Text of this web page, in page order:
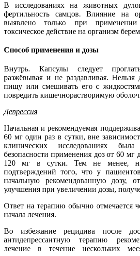
В исследованиях на животных
фертильность самцов. Влияние на
выявлено только при
токсическое действие на организм
Способ применения и дозы
Внутрь. Капсулы следует
разжёвывая и не раздавливая. Нельзя
пищу или смешивать его с
повредить кишечнорастворимую
Депрессия
Начальная и рекомендуемая
60 мг один раз в сутки, вне
клинических исследованиях
безопасности применения доз от 60 мг
120 мг в сутки. Тем не менее,
подтверждений того, что у
начальную рекомендованную дозу,
улучшения при увеличении дозы,
Ответ на терапию обычно отмечается
начала лечения.
Во избежание рецидива после
антидепрессантную терапию
лечение в течение нескольких